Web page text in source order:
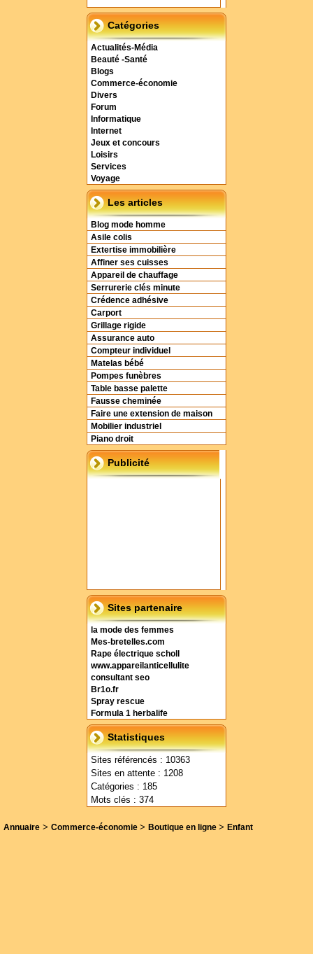
Catégories
Actualités-Média
Beauté -Santé
Blogs
Commerce-économie
Divers
Forum
Informatique
Internet
Jeux et concours
Loisirs
Services
Voyage
Les articles
Blog mode homme
Asile colis
Extertise immobilière
Affiner ses cuisses
Appareil de chauffage
Serrurerie clés minute
Crédence adhésive
Carport
Grillage rigide
Assurance auto
Compteur individuel
Matelas bébé
Pompes funèbres
Table basse palette
Fausse cheminée
Faire une extension de maison
Mobilier industriel
Piano droit
Publicité
Sites partenaire
la mode des femmes
Mes-bretelles.com
Rape électrique scholl
www.appareilanticellulite
consultant seo
Br1o.fr
Spray rescue
Formula 1 herbalife
Statistiques
Sites référencés : 10363
Sites en attente : 1208
Catégories : 185
Mots clés : 374
Annuaire > Commerce-économie > Boutique en ligne > Enfant